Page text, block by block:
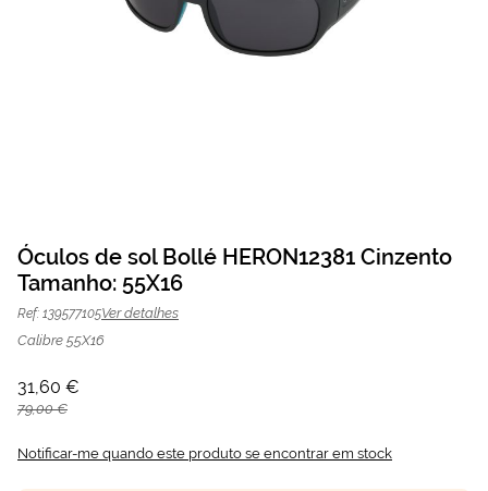
Óculos de sol Bollé HERON12381
Cinzento | Mais Optica
para
o
início
Galeria
de
Óculos de sol Bollé HERON12381 Cinzento
Tamanho: 55X16
Ref: 139577105Ver detalhes
Calibre 55X16
31,60 €
79,00 €
Notificar-me quando este produto se encontrar em stock